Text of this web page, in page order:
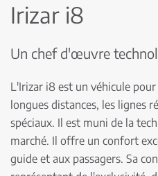
Irizar i8
Un chef d'œuvre
L'Irizar i8 est un véhicule
longues distances, les lignes
spéciaux. Il est muni de la
marché. Il offre un confort
guide et aux passagers. Sa